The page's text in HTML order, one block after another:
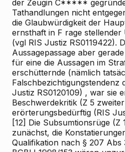
der Zeugin C*****
Tathandlungen nicht
die Glaubwürdigkeit der
ernsthaft in F rage stellender
(vgl RIS Justiz RS0119422).
Aussagepassage aber
für eine die Aussagen im
erschütternde (nämlich
Falschbezichtigungstendenz
Justiz RS0120109) , war sie
Beschwerdekritik (Z 5
erörterungsbedürftig (RIS
[12] Die Subsumtionsrüge (Z
zunächst, die
Qualifikation nach § 207 Abs